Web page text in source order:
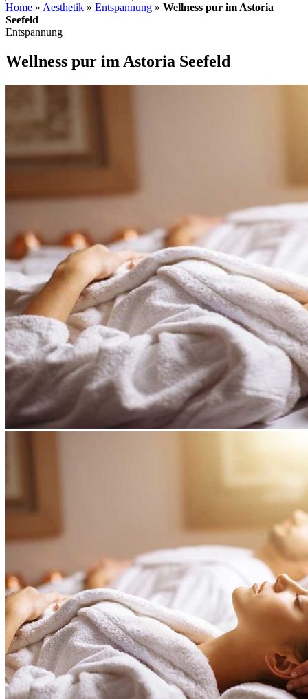
Home » Aesthetik » Entspannung » Wellness pur im Astoria
Seefeld
Entspannung
Wellness pur im Astoria Seefeld